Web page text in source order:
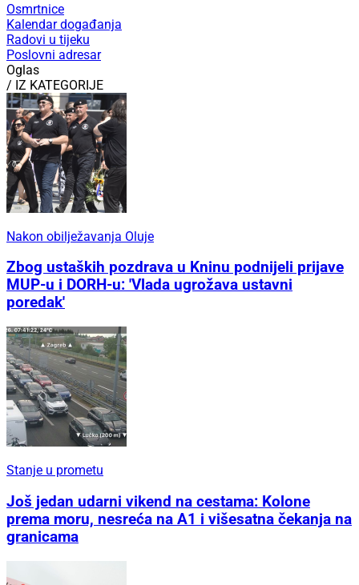
Osmrtnice
Kalendar događanja
Radovi u tijeku
Poslovni adresar
Oglas
/ IZ KATEGORIJE
Nakon obilježavanja Oluje
Zbog ustaških pozdrava u Kninu podnijeli prijave
MUP-u i DORH-u: 'Vlada ugrožava ustavni
poredak'
Stanje u prometu
Još jedan udarni vikend na cestama: Kolone
prema moru, nesreća na A1 i višesatna čekanja na
granicama